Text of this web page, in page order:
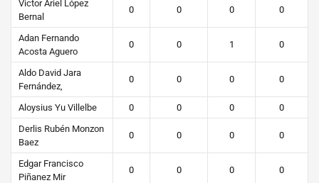
Victor Ariel López
Bernal
0 0 0 0
Adan Fernando
Acosta Aguero
0 0 1 0
Aldo David Jara
Fernández,
0 0 0 0
Aloysius Yu Villelbe 0 0 0
0
Derlis Rubén Monzon
Baez
0 0 0 0
Edgar Francisco
Piñanez Mir
0 0 0 0